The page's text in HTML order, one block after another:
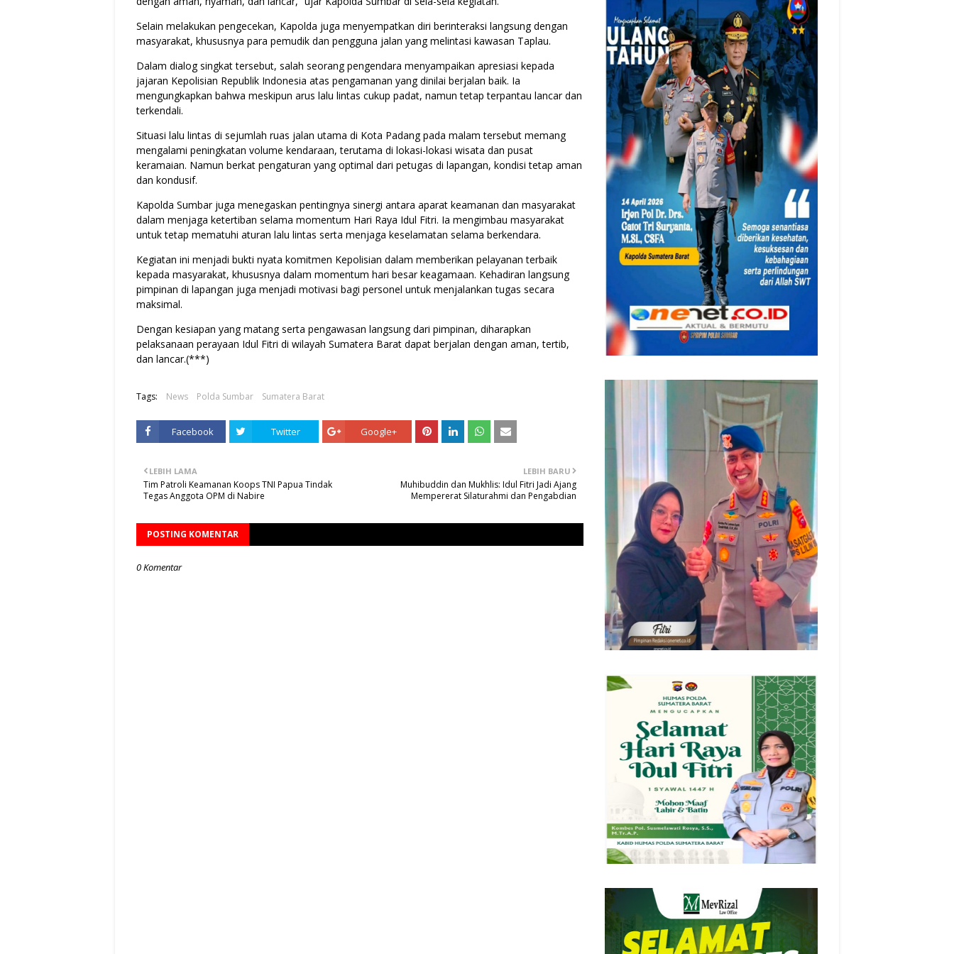
Selain melakukan pengecekan, Kapolda juga menyempatkan diri berinteraksi langsung dengan
masyarakat, khususnya para pemudik dan pengguna jalan yang melintasi kawasan Taplau.
Dalam dialog singkat tersebut, salah seorang pengendara menyampaikan apresiasi kepada
jajaran Kepolisian Republik Indonesia atas pengamanan yang dinilai berjalan baik. Ia
mengungkapkan bahwa meskipun arus lalu lintas cukup padat, namun tetap terpantau lancar dan
terkendali.
Situasi lalu lintas di sejumlah ruas jalan utama di Kota Padang pada malam tersebut memang
mengalami peningkatan volume kendaraan, terutama di lokasi-lokasi wisata dan pusat
keramaian. Namun berkat pengaturan yang optimal dari petugas di lapangan, kondisi tetap aman
dan kondusif.
Kapolda Sumbar juga menegaskan pentingnya sinergi antara aparat keamanan dan masyarakat
dalam menjaga ketertiban selama momentum Hari Raya Idul Fitri. Ia mengimbau masyarakat
untuk tetap mematuhi aturan lalu lintas serta menjaga keselamatan selama berkendara.
Kegiatan ini menjadi bukti nyata komitmen Kepolisian dalam memberikan pelayanan terbaik
kepada masyarakat, khususnya dalam momentum hari besar keagamaan. Kehadiran langsung
pimpinan di lapangan juga menjadi motivasi bagi personel untuk menjalankan tugas secara
maksimal.
Dengan kesiapan yang matang serta pengawasan langsung dari pimpinan, diharapkan
pelaksanaan perayaan Idul Fitri di wilayah Sumatera Barat dapat berjalan dengan aman, tertib,
dan lancar.(***)
Tags: News Polda Sumbar Sumatera Barat
Facebook Twitter Google+
LEBIH BARU
Muhibuddin dan Mukhlis: Idul Fitri Jadi Ajang
Mempererat Silaturahmi dan Pengabdian
LEBIH LAMA
Tim Patroli Keamanan Koops TNI Papua Tindak
Tegas Anggota OPM di Nabire
POSTING KOMENTAR
0 Komentar